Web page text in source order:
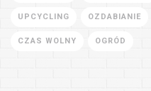
UPCYCLING OZDABIANIE
CZAS WOLNY OGRÓD